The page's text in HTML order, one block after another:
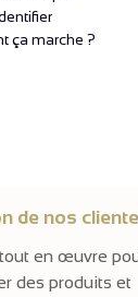
ça marche ?
de nos
en œuvre
des produits et